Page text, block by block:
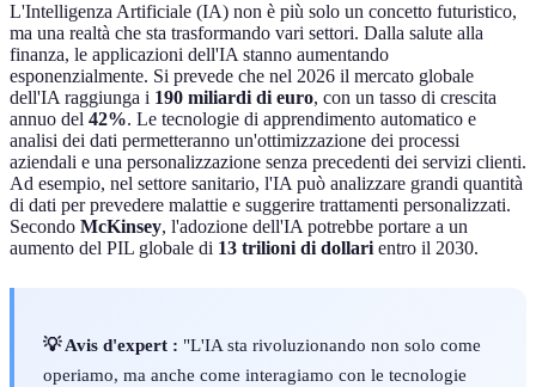
L'Intelligenza Artificiale (IA) non è più solo un concetto futuristico,
ma una realtà che sta trasformando vari settori. Dalla salute alla
finanza, le applicazioni dell'IA stanno aumentando
esponenzialmente. Si prevede che nel 2026 il mercato globale
dell'IA raggiunga i 190 miliardi di euro, con un tasso di crescita
annuo del 42%. Le tecnologie di apprendimento automatico e
analisi dei dati permetteranno un'ottimizzazione dei processi
aziendali e una personalizzazione senza precedenti dei servizi clienti.
Ad esempio, nel settore sanitario, l'IA può analizzare grandi quantità
di dati per prevedere malattie e suggerire trattamenti personalizzati.
Secondo McKinsey, l'adozione dell'IA potrebbe portare a un
aumento del PIL globale di 13 trilioni di dollari entro il 2030.
💡 Avis d'expert : "L'IA sta rivoluzionando non solo come
operiamo, ma anche come interagiamo con le tecnologie